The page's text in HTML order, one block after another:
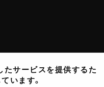
たサービスを提供するた
います。